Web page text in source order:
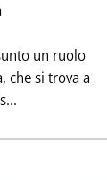
un ruolo
che si trova a
Leggi tutta